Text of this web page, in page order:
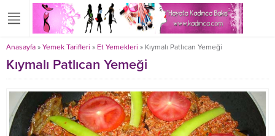
Anasayfa » Yemek Tarifleri » Et Yemekleri » Kıymalı Patlıcan Yemeği
Kıymalı Patlıcan Yemeği